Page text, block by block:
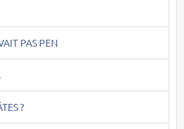
PAS PEN
?